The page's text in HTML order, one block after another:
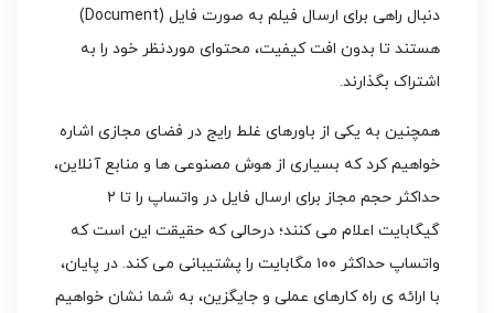
دنبال راهی برای ارسال فیلم به صورت فایل (Document)
هستند تا بدون افت کیفیت، محتوای موردنظر خود را به
اشتراک بگذارند.
همچنین به یکی از باورهای غلط رایج در فضای مجازی اشاره
خواهیم کرد که بسیاری از هوش مصنوعی ها و منابع آنلاین،
حداکثر حجم مجاز برای ارسال فایل در واتساپ را تا ۲
گیگابایت اعلام می کنند؛ درحالی که حقیقت این است که
واتساپ حداکثر ۱۰۰ مگابایت را پشتیبانی می کند. در پایان،
با ارائه ی راه کارهای عملی و جایگزین، به شما نشان خواهیم